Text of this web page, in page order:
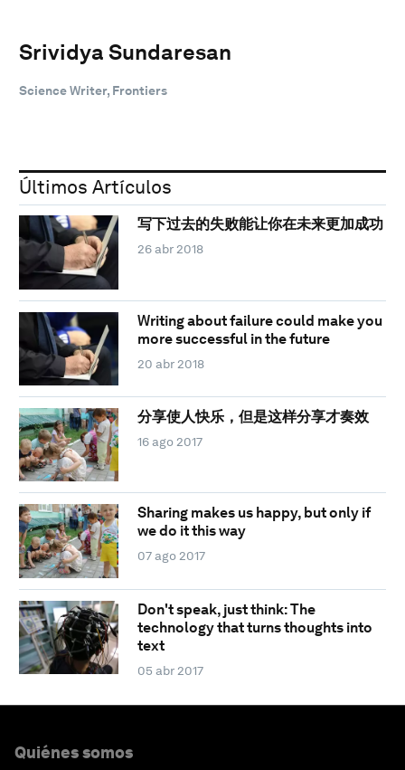
Srividya Sundaresan
Science Writer, Frontiers
Últimos Artículos
写下过去的失败能让你在未来更加成功
26 abr 2018
Writing about failure could make you
more successful in the future
20 abr 2018
分享使人快乐，但是这样分享才奏效
16 ago 2017
Sharing makes us happy, but only if
we do it this way
07 ago 2017
Don't speak, just think: The
technology that turns thoughts into
text
05 abr 2017
Quiénes somos